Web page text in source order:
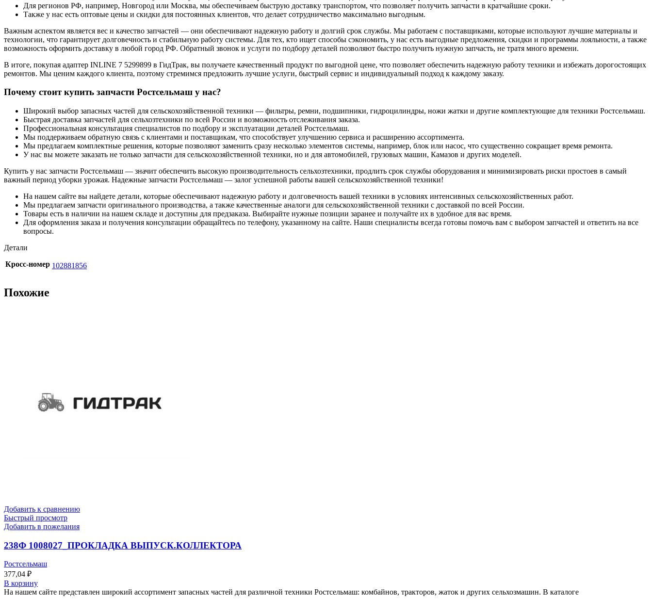
Для регионов РФ, например, Новгород или Москва, мы обеспечиваем быструю доставку транспортом, что позволяет получить запчасти в кратчайшие сроки.
Также у нас есть оптовые цены и скидки для постоянных клиентов, что делает сотрудничество максимально выгодным.
Важным аспектом является вес и качество запчастей — они обеспечивают надежную работу и долгий срок службы. Мы работаем с поставщиками, которые используют лучшие материалы и
технологии, что гарантирует долговечность и стабильную работу системы. Для тех, кто ищет способы сэкономить, у нас есть выгодные предложения, скидки и программы лояльности, а также
возможность оформить доставку в любой город РФ. Обратный звонок и услуги по подбору деталей позволяют быстро получить нужную запчасть, не тратя много времени.
В итоге, покупая адаптер INLINE 7 5299899 в ГидТрак, вы получаете качественный продукт по выгодной цене, что позволяет обеспечить надежную работу техники и избежать дорогостоящих
ремонтов. Мы ценим каждого клиента, поэтому стремимся предложить лучшие услуги, быстрый сервис и индивидуальный подход к каждому заказу.
Почему стоит купить запчасти Ростсельмаш у нас?
Широкий выбор запасных частей для сельскохозяйственной техники — фильтры, ремни, подшипники, гидроцилиндры, ножи жатки и другие комплектующие для техники Ростсельмаш.
Быстрая доставка запчастей для сельхозтехники по всей России и возможность отслеживания заказа.
Профессиональная консультация специалистов по подбору и эксплуатации деталей Ростсельмаш.
Мы поддерживаем обратную связь с клиентами и поставщикам, что способствует улучшению сервиса и расширению ассортимента.
Мы предлагаем комплектные решения, которые позволяют заменить сразу несколько элементов системы, например, блок или насос, что существенно сокращает время ремонта.
У нас вы можете заказать не только запчасти для сельскохозяйственной техники, но и для автомобилей, грузовых машин, Камазов и других моделей.
Купить у нас запчасти Ростсельмаш — значит обеспечить высокую производительность сельхозтехники, продлить срок службы оборудования и минимизировать риски простоев в самый
важный период уборки урожая. Надежные запчасти Ростсельмаш — залог успешной работы вашей сельскохозяйственной техники!
На нашем сайте вы найдете детали, которые обеспечивают надежную работу и долговечность вашей техники в условиях интенсивных сельскохозяйственных работ.
Мы предлагаем запчасти оригинального производства, а также качественные аналоги для сельскохозяйственной техники с доставкой по всей России.
Товары есть в наличии на нашем складе и доступны для предзаказа. Выбирайте нужные позиции заранее и получайте их в удобное для вас время.
Для оформления заказа и получения консультации обращайтесь по телефону, указанному на сайте. Наши специалисты всегда готовы помочь вам с выбором запчастей и ответить на все
вопросы.
Детали
Кросс-номер 102881856
Похожие
Добавить к сравнению
Быстрый просмотр
Добавить в пожелания
238Ф 1008027_ПРОКЛАДКА ВЫПУСК.КОЛЛЕКТОРА
Ростсельмаш
377,04 ₽
В корзину
На нашем сайте представлен широкий ассортимент запасных частей для различной техники Ростсельмаш: комбайнов, тракторов, жаток и других сельхозмашин. В каталоге